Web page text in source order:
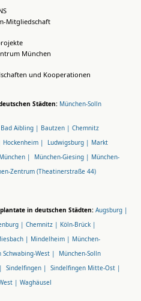
Mitgliedschaft
München
und Kooperationen
Städten: München-Solln
Bad Aibling | Bautzen | Chemnitz
Hockenheim | Ludwigsburg | Markt
München | München-Giesing | München-
Zentrum (Theatinerstraße 44)
in deutschen Städten: Augsburg |
| Chemnitz | Köln-Brück |
| Mindelheim | München-
Schwabing-West |
München-Solln
Sindelfingen | Sindelfingen Mitte-Ost |
| Waghäusel